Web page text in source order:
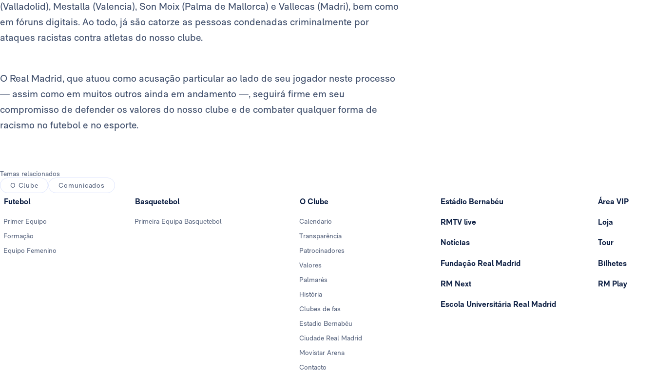
(Valladolid), Mestalla (Valencia), Son Moix (Palma de Mallorca) e Vallecas (Madri), bem como
em fóruns digitais. Ao todo, já são catorze as pessoas condenadas criminalmente por
ataques racistas contra atletas do nosso clube.
O Real Madrid, que atuou como acusação particular ao lado de seu jogador neste processo
— assim como em muitos outros ainda em andamento —, seguirá firme em seu
compromisso de defender os valores do nosso clube e de combater qualquer forma de
racismo no futebol e no esporte.
Temas relacionados
O Clube
Comunicados
Futebol
Primer Equipo
Formação
Equipo Femenino
Basquetebol
Primeira Equipa Basquetebol
O Clube
Calendario
Transparência
Patrocinadores
Valores
Palmarés
História
Clubes de fas
Estadio Bernabéu
Ciudade Real Madrid
Movistar Arena
Contacto
Estádio Bernabéu
RMTV live
Notícias
Fundação Real Madrid
RM Next
Escola Universitária Real Madrid
Área VIP
Loja
Tour
Bilhetes
RM Play